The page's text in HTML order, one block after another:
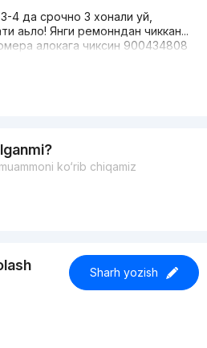
4 да срочно 3 хонали уй,
аьло! Янги ремонндан чиккан...
алокага чиксин 900434808
ko‘rib chiqamiz
Sharh yozish